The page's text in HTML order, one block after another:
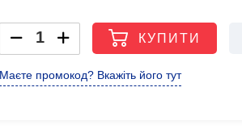
КУПИТИ
Маєте промокод? Вкажіть його тут